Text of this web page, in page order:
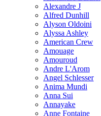
Alexandre J
Alfred Dunhill
Alyson Oldoini
Alyssa Ashley
American Crew
Amouage
Amouroud
Andre L'Arom
Angel Schlesser
Anima Mundi
Anna Sui
Annayake
Anne Fontaine